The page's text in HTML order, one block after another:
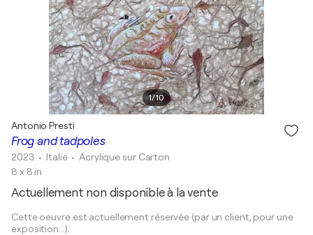
1/10
Frog and tadpoles
Antonio Presti
2023 • Italie •Acrylique sur Carton
8 x 8 in
Actuellement non disponible à la vente
Cette oeuvre est actuellement réservée (par un client, pour une
exposition...).